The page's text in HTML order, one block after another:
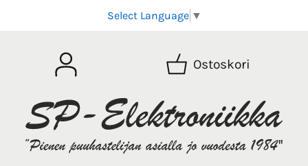
Select Language ▼
Ostoskori